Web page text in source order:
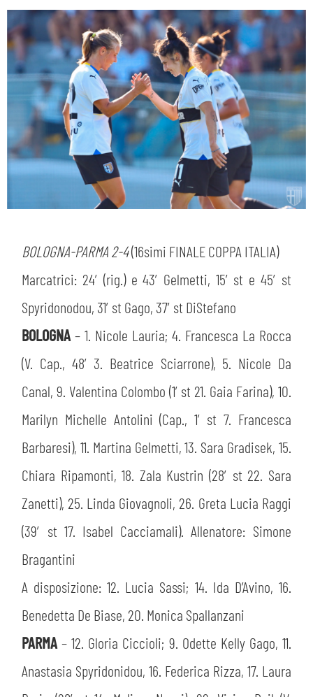
BOLOGNA-PARMA 2-4(16simi FINALE COPPA ITALIA)
Marcatrici: 24′ (rig.) e 43′ Gelmetti, 15′ st e 45′ st
Spyridonodou, 31′ st Gago, 37′ st DiStefano
BOLOGNA– 1. Nicole Lauria; 4. Francesca La Rocca
(V. Cap., 48′ 3. Beatrice Sciarrone), 5. Nicole Da
Canal, 9. Valentina Colombo (1′ st 21. Gaia Farina), 10.
Marilyn Michelle Antolini (Cap., 1′ st 7. Francesca
Barbaresi), 11. Martina Gelmetti, 13. Sara Gradisek, 15.
Chiara Ripamonti, 18. Zala Kustrin (28′ st 22. Sara
Zanetti), 25. Linda Giovagnoli, 26. Greta Lucia Raggi
(39′ st 17. Isabel Cacciamali). Allenatore: Simone
Bragantini
A disposizione: 12. Lucia Sassi; 14. Ida D’Avino, 16.
Benedetta De Biase, 20. Monica Spallanzani
PARMA– 12. Gloria Ciccioli; 9. Odette Kelly Gago, 11.
Anastasia Spyridonidou, 16. Federica Rizza, 17. Laura